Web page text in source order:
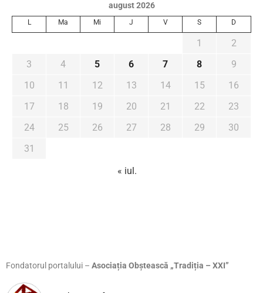
august 2026
L Ma Mi J V S D
1
2
3
4 5 6 7 8
9
10
11 12 13 14 15
16
17
18 19 20 21 22
23
24
25 26 27 28 29
30
31
« iul.
Fondatorul portalului – Asociația Obștească „Tradiția – XXI”